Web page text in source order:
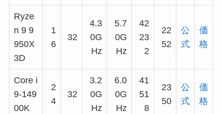
Ryze
n 9 9
950X
3D
1
6
32
4.3
0G
Hz
5.7
0G
Hz
42
23
2
22
52
公
式
価
格
Core i
9-149
00K
2
4
32
3.2
0G
Hz
6.0
0G
Hz
41
51
8
23
50
公
式
価
格